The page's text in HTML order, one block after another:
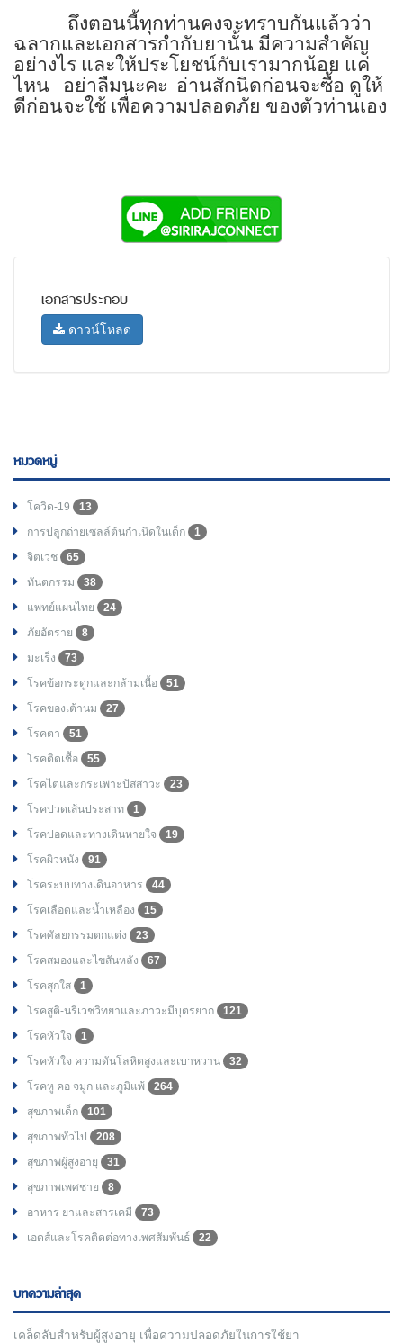
ถึงตอนนี้ทุกท่านคงจะทราบกันแล้วว่า
ฉลากและเอกสารกำกับยานั้น มีความสำคัญ
อย่างไร และให้ประโยชน์กับเรามากน้อย แค่
ไหน
อย่าลืมนะคะ อ่านสักนิดก่อนจะซื้อ ดูให้
ดีก่อนจะใช้ เพื่อความปลอดภัย ของตัวท่านเอง
เอกสารประกอบ
ดาวน์โหลด
หมวดหมู่
โควิด-19
13
การปลูกถ่ายเซลล์ต้นกำเนิดในเด็ก
1
จิตเวช
65
ทันตกรรม
38
แพทย์แผนไทย
24
ภัยอัตราย
8
มะเร็ง
73
โรคข้อกระดูกและกล้ามเนื้อ
51
โรคของเต้านม
27
โรคตา
51
โรคติดเชื้อ
55
โรคไตและกระเพาะปัสสาวะ
23
โรคปวดเส้นประสาท
1
โรคปอดและทางเดินหายใจ
19
โรคผิวหนัง
91
โรคระบบทางเดินอาหาร
44
โรคเลือดและน้ำเหลือง
15
โรคศัลยกรรมตกแต่ง
23
โรคสมองและไขสันหลัง
67
โรคสุกใส
1
โรคสูติ-นรีเวชวิทยาและภาวะมีบุตรยาก
121
โรคหัวใจ
1
โรคหัวใจ ความดันโลหิตสูงและเบาหวาน
32
โรคหู คอ จมูก และภูมิแพ้
264
สุขภาพเด็ก
101
สุขภาพทั่วไป
208
สุขภาพผู้สูงอายุ
31
สุขภาพเพศชาย
8
อาหาร ยาและสารเคมี
73
เอดส์และโรคติดต่อทางเพศสัมพันธ์
22
บทความล่าสุด
เคล็ดลับสำหรับผู้สูงอายุ เพื่อความปลอดภัยในการใช้ยา